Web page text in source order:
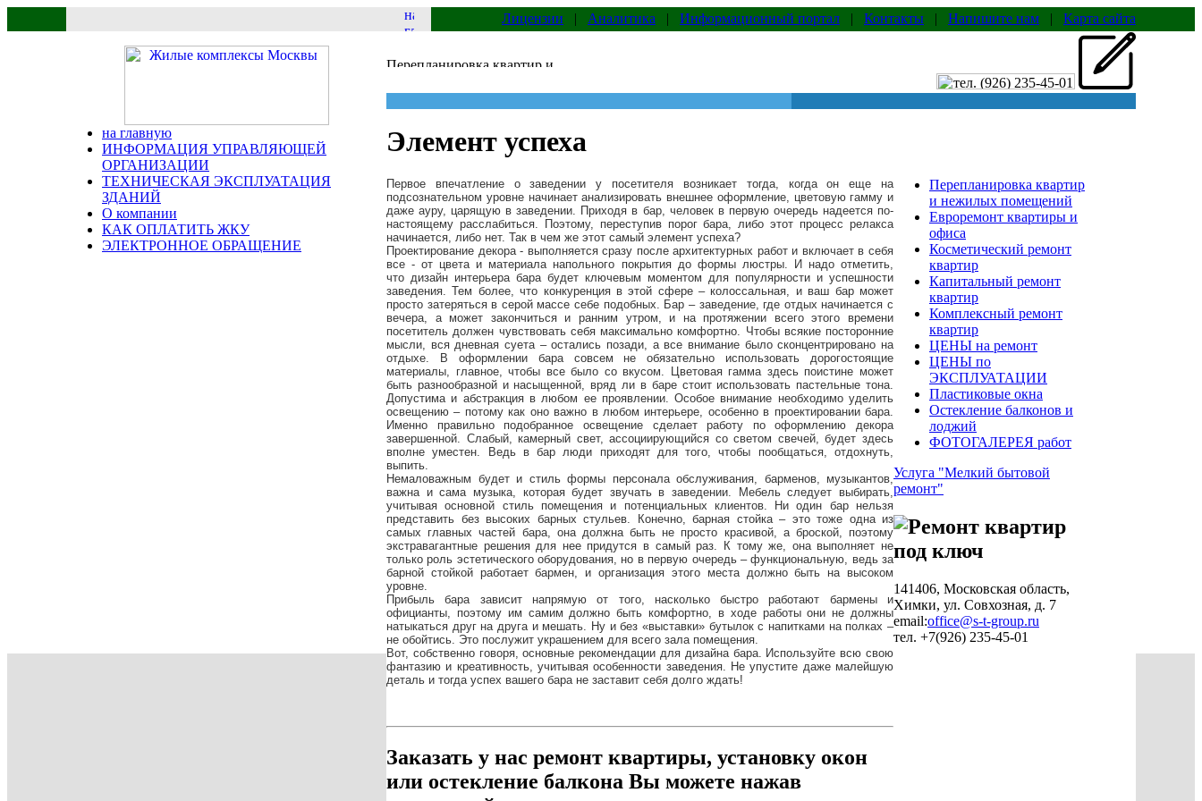
Лицензии | Аналитика | Информационный портал | Контакты | Напишите нам | Карта сайта
на главную
ИНФОРМАЦИЯ УПРАВЛЯЮЩЕЙ
ОРГАНИЗАЦИИ
ТЕХНИЧЕСКАЯ ЭКСПЛУАТАЦИЯ
ЗДАНИЙ
О компании
КАК ОПЛАТИТЬ ЖКУ
ЭЛЕКТРОННОЕ ОБРАЩЕНИЕ
Элемент успеха
Первое впечатление о заведении у посетителя возникает тогда, когда он еще на
подсознательном уровне начинает анализировать внешнее оформление, цветовую гамму и
даже ауру, царящую в заведении. Приходя в бар, человек в первую очередь надеется по-
настоящему расслабиться. Поэтому, переступив порог бара, либо этот процесс релакса
начинается, либо нет. Так в чем же этот самый элемент успеха?
Проектирование декора - выполняется сразу после архитектурных работ и включает в себя
все - от цвета и материала напольного покрытия до формы люстры. И надо отметить,
что дизайн интерьера бара будет ключевым моментом для популярности и успешности
заведения. Тем более, что конкуренция в этой сфере – колоссальная, и ваш бар может
просто затеряться в серой массе себе подобных. Бар – заведение, где отдых начинается с
вечера, а может закончиться и ранним утром, и на протяжении всего этого времени
посетитель должен чувствовать себя максимально комфортно. Чтобы всякие посторонние
мысли, вся дневная суета – остались позади, а все внимание было сконцентрировано на
отдыхе. В оформлении бара совсем не обязательно использовать дорогостоящие
материалы, главное, чтобы все было со вкусом. Цветовая гамма здесь поистине может
быть разнообразной и насыщенной, вряд ли в баре стоит использовать пастельные тона.
Допустима и абстракция в любом ее проявлении. Особое внимание необходимо уделить
освещению – потому как оно важно в любом интерьере, особенно в проектировании бара.
Именно правильно подобранное освещение сделает работу по оформлению декора
завершенной. Слабый, камерный свет, ассоциирующийся со светом свечей, будет здесь
вполне уместен. Ведь в бар люди приходят для того, чтобы пообщаться, отдохнуть,
выпить.
Немаловажным будет и стиль формы персонала обслуживания, барменов, музыкантов,
важна и сама музыка, которая будет звучать в заведении. Мебель следует выбирать,
учитывая основной стиль помещения и потенциальных клиентов. Ни один бар нельзя
представить без высоких барных стульев. Конечно, барная стойка – это тоже одна из
самых главных частей бара, она должна быть не просто красивой, а броской, поэтому
экстравагантные решения для нее придутся в самый раз. К тому же, она выполняет не
только роль эстетического оборудования, но в первую очередь – функциональную, ведь за
барной стойкой работает бармен, и организация этого места должно быть на высоком
уровне.
Прибыль бара зависит напрямую от того, насколько быстро работают бармены и
официанты, поэтому им самим должно быть комфортно, в ходе работы они не должны
натыкаться друг на друга и мешать. Ну и без «выставки» бутылок с напитками на полках –
не обойтись. Это послужит украшением для всего зала помещения.
Вот, собственно говоря, основные рекомендации для дизайна бара. Используйте всю свою
фантазию и креативность, учитывая особенности заведения. Не упустите даже малейшую
деталь и тогда успех вашего бара не заставит себя долго ждать!
Заказать у нас ремонт квартиры, установку окон
или остекление балкона Вы можете нажав
Перепланировка квартир
и нежилых помещений
Евроремонт квартиры и
офиса
Косметический ремонт
квартир
Капитальный ремонт
квартир
Комплексный ремонт
квартир
ЦЕНЫ на ремонт
ЦЕНЫ по
ЭКСПЛУАТАЦИИ
Пластиковые окна
Остекление балконов и
лоджий
ФОТОГАЛЕРЕЯ работ
Услуга "Мелкий бытовой
ремонт"
141406, Московская область,
Химки, ул. Совхозная, д. 7
email:office@s-t-group.ru
тел. +7(926) 235-45-01